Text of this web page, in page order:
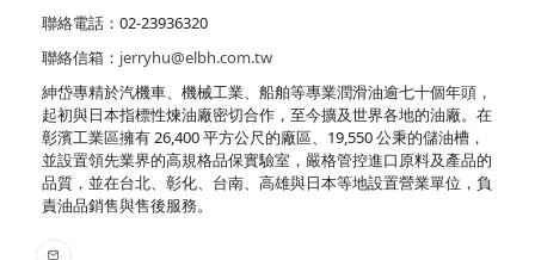
聯絡電話：02-23936320
聯絡信箱： jerryhu@elbh.com.tw
紳岱專精於汽機車、機械工業、船舶等專業潤滑油逾七十個年頭，
起初與日本指標性煉油廠密切合作，至今擴及世界各地的油廠。在
彰濱工業區擁有 26,400 平方公尺的廠區、19,550 公秉的儲油槽，
並設置領先業界的高規格品保實驗室，嚴格管控進口原料及產品的
品質，並在台北、彰化、台南、高雄與日本等地設置營業單位，負
責油品銷售與售後服務。